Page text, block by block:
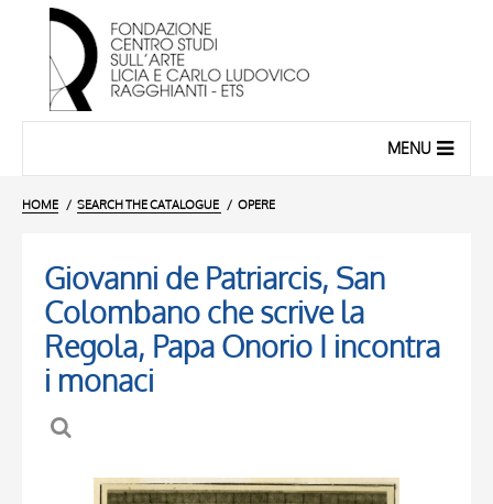
MENU
HOME SEARCH THE CATALOGUE OPERE
Giovanni de Patriarcis, San
Colombano che scrive la
Regola, Papa Onorio I incontra
i monaci